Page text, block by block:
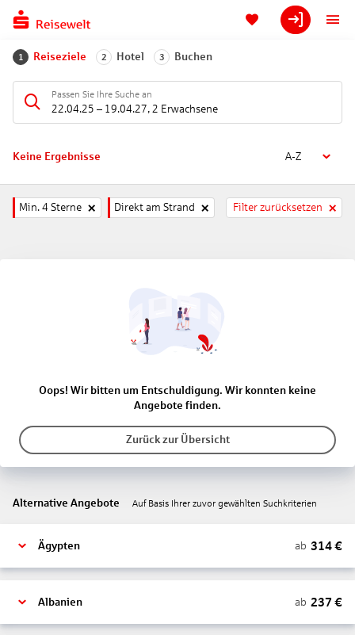
1 Reiseziele 2 Hotel 3 Buchen
Passen Sie Ihre Suche an
22.04.25 – 19.04.27, 2 Erwachsene
Keine Ergebnisse A-Z
Min. 4 Sterne Direkt am Strand Filter zurücksetzen
Oops! Wir bitten um Entschuldigung. Wir konnten keine
Angebote finden.
Zurück zur Übersicht
Alternative Angebote Auf Basis Ihrer zuvor gewählten Suchkriterien
Ägypten ab 314€
Albanien ab 237 €